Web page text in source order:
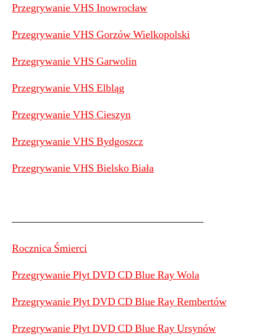
Przegrywanie VHS Inowrocław
Przegrywanie VHS Gorzów Wielkopolski
Przegrywanie VHS Garwolin
Przegrywanie VHS Elbląg
Przegrywanie VHS Cieszyn
Przegrywanie VHS Bydgoszcz
Przegrywanie VHS Bielsko Biała
——————————————————
Rocznica Śmierci
Przegrywanie Płyt DVD CD Blue Ray Wola
Przegrywanie Płyt DVD CD Blue Ray Rembertów
Przegrywanie Płyt DVD CD Blue Ray Ursynów